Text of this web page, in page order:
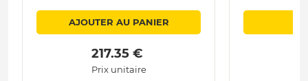
AJOUTER AU PANIER
217.35 €
Prix unitaire